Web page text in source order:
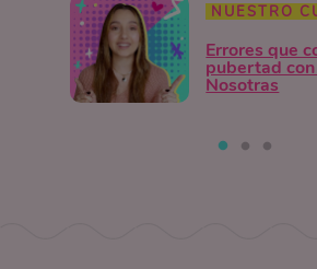
NUESTRO
Errores que
pubertad
Nosotras